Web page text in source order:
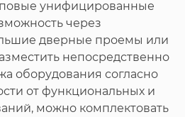
унифицированные
через
дверные проемы или
непосредственно
оборудования согласно
от функциональных и
можно комплектовать